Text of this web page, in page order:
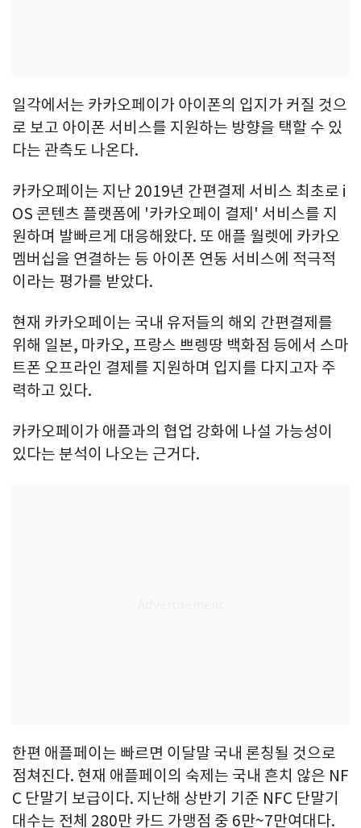
일각에서는 카카오페이가 아이폰의 입지가 커질 것으
로 보고 아이폰 서비스를 지원하는 방향을 택할 수 있
다는 관측도 나온다.
카카오페이는 지난 2019년 간편결제 서비스 최초로 i
OS 콘텐츠 플랫폼에 '카카오페이 결제' 서비스를 지
원하며 발빠르게 대응해왔다. 또 애플 월렛에 카카오
멤버십을 연결하는 등 아이폰 연동 서비스에 적극적
이라는 평가를 받았다.
현재 카카오페이는 국내 유저들의 해외 간편결제를
위해 일본, 마카오, 프랑스 쁘렝땅 백화점 등에서 스마
트폰 오프라인 결제를 지원하며 입지를 다지고자 주
력하고 있다.
카카오페이가 애플과의 협업 강화에 나설 가능성이
있다는 분석이 나오는 근거다.
한편 애플페이는 빠르면 이달말 국내 론칭될 것으로
점쳐진다. 현재 애플페이의 숙제는 국내 흔치 않은 NF
C 단말기 보급이다. 지난해 상반기 기준 NFC 단말기
대수는 전체 280만 카드 가맹점 중 6만~7만여대다.